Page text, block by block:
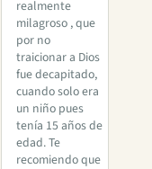
realmente
milagroso , que
por no
traicionar a Dios
fue decapitado,
cuando solo era
un niño pues
tenía 15 años de
edad. Te
recomiendo que